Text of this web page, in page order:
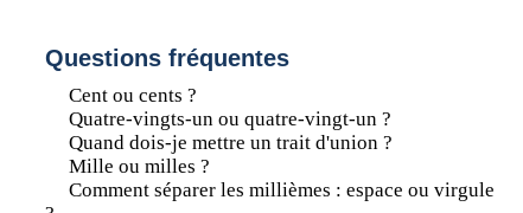
Questions fréquentes
Cent ou cents ?
Quatre-vingts-un ou quatre-vingt-un ?
Quand dois-je mettre un trait d'union ?
Mille ou milles ?
Comment séparer les millièmes : espace ou virgule